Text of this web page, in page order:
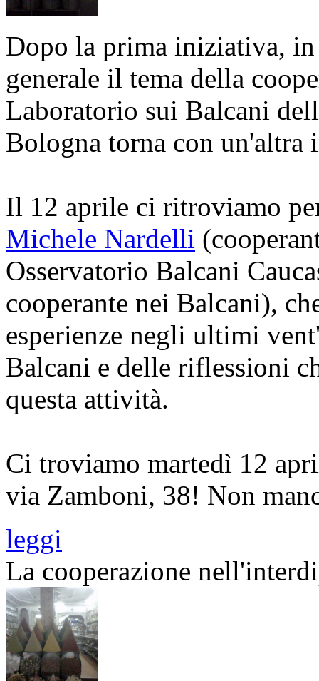
Dopo la prima iniziativa,
generale il tema della
Laboratorio sui Balcani
Bologna torna con un'altra
Il 12 aprile ci ritroviamo
Michele Nardelli
Osservatorio Balcani
cooperante nei Balcani),
esperienze negli ultimi
Balcani e delle riflessioni
questa attività.
Ci troviamo martedì 12
via Zamboni, 38! Non
leggi
La cooperazione